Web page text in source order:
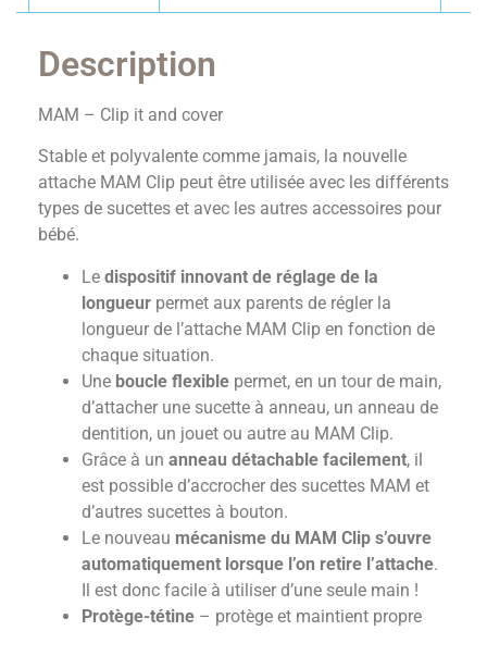
Description
MAM – Clip it and cover
Stable et polyvalente comme jamais, la nouvelle
attache MAM Clip peut être utilisée avec les différents
types de sucettes et avec les autres accessoires pour
bébé.
Le dispositif innovant de réglage de la
longueur permet aux parents de régler la
longueur de l’attache MAM Clip en fonction de
chaque situation.
Une boucle flexible permet, en un tour de main,
d’attacher une sucette à anneau, un anneau de
dentition, un jouet ou autre au MAM Clip.
Grâce à un anneau détachable facilement, il
est possible d’accrocher des sucettes MAM et
d’autres sucettes à bouton.
Le nouveau mécanisme du MAM Clip s’ouvre
automatiquement lorsque l’on retire l’attache.
Il est donc facile à utiliser d’une seule main !
Protège-tétine – protège et maintient propre